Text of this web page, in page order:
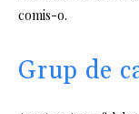
comis-o.
Grup de